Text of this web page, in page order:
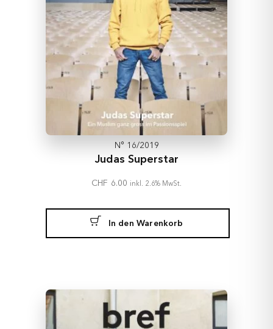
N° 16/2019
Judas Superstar
CHF 6.00 inkl. 2.6% MwSt.
In den Warenkorb